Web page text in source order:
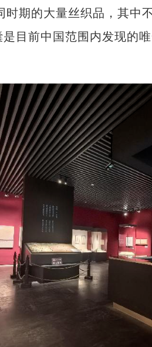
期的大量丝织品，其中
目前中国范围内发现的